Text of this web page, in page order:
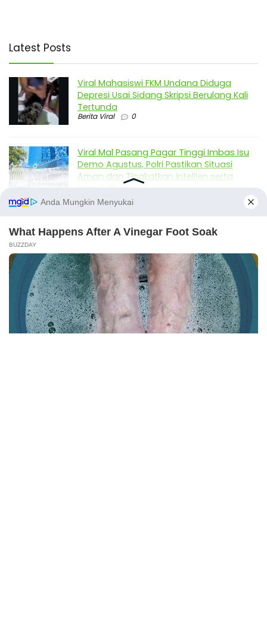
Latest Posts
Viral Mahasiswi FKM Undana Diduga
Depresi Usai Sidang Skripsi Berulang Kali
Tertunda
Berita Viral 0
Viral Mal Pasang Pagar Tinggi Imbas Isu
Demo Agustus, Polri Pastikan Situasi
Aman dan Tingkatkan Intelijen serta
Berita Viral 1
Viral Alutsista Berjejer di Monas Dikaitkan
Berita Viral 2
Viral Ayah Tinggalkan Istri dan Bayi Demi
Dugaan Selingkuhan Sesama Jenis
Berita Viral X